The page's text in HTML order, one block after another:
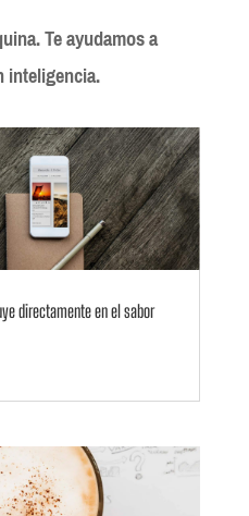
Te ayudamos a
directamente en el sabor